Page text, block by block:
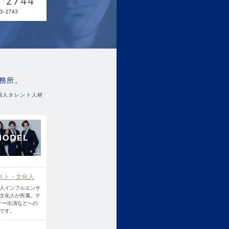
所。
人タレント人材
ト・文化人
インフルエンサ
化人が所属。テ
ー出演などへの
す。